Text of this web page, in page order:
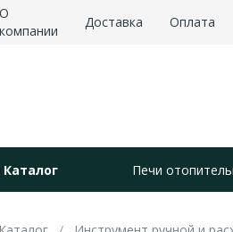
О
компании
Доставка Оплата
Каталог Печи